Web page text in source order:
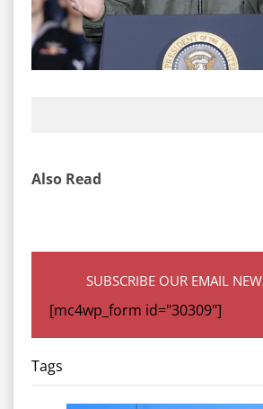
Also Read
SUBSCRIBE OUR EMAIL
[mc4wp_form id="30309"]
Tags